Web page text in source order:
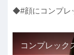
◆#顔にコンプレ